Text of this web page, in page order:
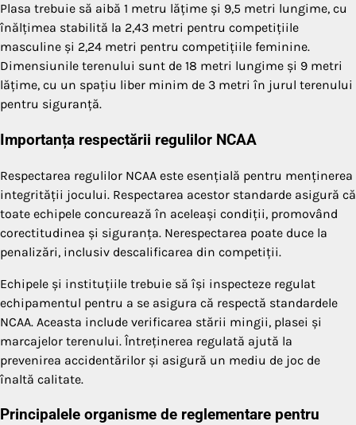
Plasa trebuie să aibă 1 metru lățime și 9,5 metri lungime, cu
înălțimea stabilită la 2,43 metri pentru competițiile
masculine și 2,24 metri pentru competițiile feminine.
Dimensiunile terenului sunt de 18 metri lungime și 9 metri
lățime, cu un spațiu liber minim de 3 metri în jurul terenului
pentru siguranță.
Importanța respectării regulilor NCAA
Respectarea regulilor NCAA este esențială pentru menținerea
integrității jocului. Respectarea acestor standarde asigură că
toate echipele concurează în aceleași condiții, promovând
corectitudinea și siguranța. Nerespectarea poate duce la
penalizări, inclusiv descalificarea din competiții.
Echipele și instituțiile trebuie să își inspecteze regulat
echipamentul pentru a se asigura că respectă standardele
NCAA. Aceasta include verificarea stării mingii, plasei și
marcajelor terenului. Întreținerea regulată ajută la
prevenirea accidentărilor și asigură un mediu de joc de
înaltă calitate.
Principalele organisme de reglementare pentru